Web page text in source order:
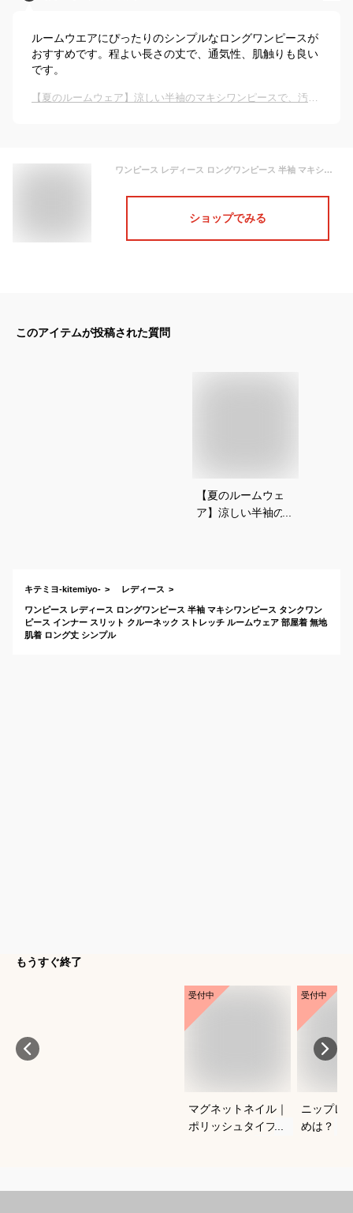
ルームウエアにぴったりのシンプルなロングワンピースが
おすすめです。程よい長さの丈で、通気性、肌触りも良い
です。
【夏のルームウェア】涼しい半袖のマキシワンピースで、汚れが目立たない色を教えてください。
ワンピース レディース ロングワンピース 半袖 マキシワンピース タンクワンピース インナー スリット クルーネック ストレッチ ルームウェア 部屋着 無地 肌着 ロング丈 シンプル
ショップでみる
このアイテムが投稿された質問
【夏のルームウェ
ア】涼しい半袖のマ
キテミヨ-kitemiyo- レディース
ワンピース レディース ロングワンピース 半袖 マキシワンピース タンクワン
ピース インナー スリット クルーネック ストレッチ ルームウェア 部屋着 無地
肌着 ロング丈 シンプル
もうすぐ終了
受付中
マグネットネイル｜
ポリッシュタイプで
受付中
ニップレ
めは？